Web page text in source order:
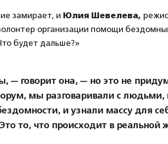
замирает, и Юлия Шевелева,
организации помощи
будет дальше?»
— говорит она, — но это не
мы разговаривали с людьми,
и узнали массу для
то, что происходит в реальной